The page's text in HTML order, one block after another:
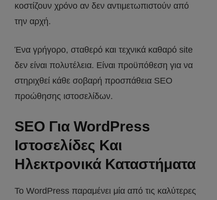
κοστίζουν χρόνο αν δεν αντιμετωπιστούν από
την αρχή.
Ένα γρήγορο, σταθερό και τεχνικά καθαρό site
δεν είναι πολυτέλεια. Είναι προϋπόθεση για να
στηριχθεί κάθε σοβαρή προσπάθεια SEO
προώθησης ιστοσελίδων.
SEO Για WordPress
Ιστοσελίδες Και
Ηλεκτρονικά Καταστήματα
Το WordPress παραμένει μία από τις καλύτερες